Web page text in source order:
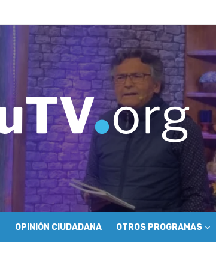
televisión comunitaria en Pichilemu
y Luis Polanco
Local de Restauración del Secano Costero Nilahue
Córdova
de mascotas
mejorar el acceso a la atención gastroenterológica
OPINIÓN CIUDADANA OTROS PROGRAMAS